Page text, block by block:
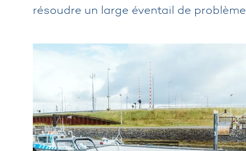
résoudre un large éventail de